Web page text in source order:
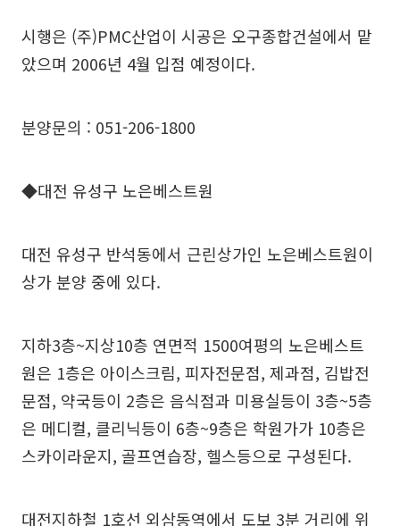
시행은 (주)PMC산업이 시공은 오구종합건설에서 맡
았으며 2006년 4월 입점 예정이다.
분양문의 : 051-206-1800
◆대전 유성구 노은베스트원
대전 유성구 반석동에서 근린상가인 노은베스트원이
상가 분양 중에 있다.
지하3층~지상10층 연면적 1500여평의 노은베스트
원은 1층은 아이스크림, 피자전문점, 제과점, 김밥전
문점, 약국등이 2층은 음식점과 미용실등이 3층~5층
은 메디컬, 클리닉등이 6층~9층은 학원가가 10층은
스카이라운지, 골프연습장, 헬스등으로 구성된다.
대전지하철 1호선 외삼동역에서 도보 3분 거리에 위